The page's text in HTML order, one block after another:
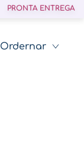
PRONTA ENTREGA